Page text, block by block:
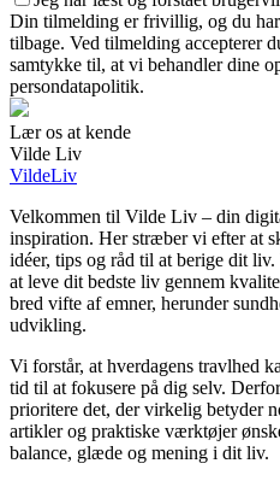
Din tilmelding er frivillig, og du
tilbage. Ved tilmelding accepterer
samtykke til, at vi behandler dine
persondatapolitik.
Lær os at kende
Vilde Liv
VildeLiv
Velkommen til Vilde Liv – din
inspiration. Her stræber vi efter at
idéer, tips og råd til at berige dit
at leve dit bedste liv gennem
bred vifte af emner, herunder
udvikling.
Vi forstår, at hverdagens travlhed
tid til at fokusere på dig selv.
prioritere det, der virkelig betyder
artikler og praktiske værktøjer
balance, glæde og mening i dit liv.